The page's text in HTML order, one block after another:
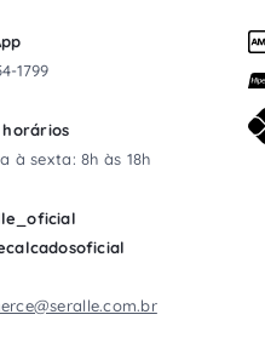
1799
horários
à sexta: 8h às 18h